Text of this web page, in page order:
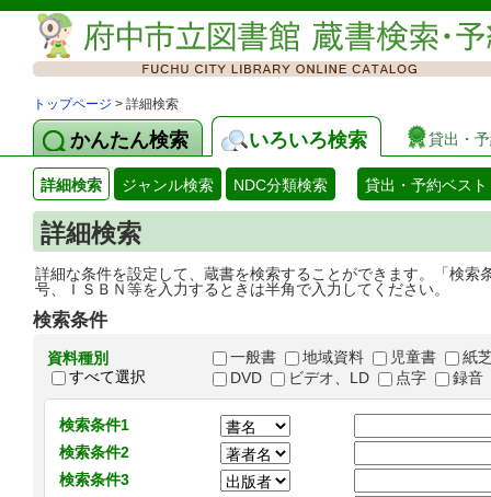
トップページ > 詳細検索
かんたん検索 いろいろ検索 貸出・
詳細検索 ジャンル検索 NDC分類検索 貸出・予約ベスト
詳細検索
詳細な条件を設定して、蔵書を検索することができます。「検
号、ＩＳＢＮ等を入力するときは半角で入力してください。
検索条件
資料種別
すべて選択
一般書 地域資料 児童書
紙
DVD
ビデオ、LD 点字 録音
検索条件1
検索条件2
検索条件3